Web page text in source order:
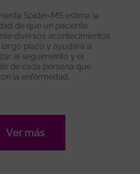
Spider-MS estima la
de que un paciente
diversos acontecimientos
largo plazo y ayudará a
el seguimiento y el
de cada persona que
la enfermedad.
Ver más